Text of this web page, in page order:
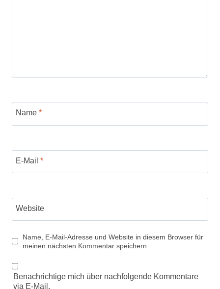
Name *
E-Mail *
Website
Name, E-Mail-Adresse und Website in diesem Browser für
meinen nächsten Kommentar speichern.
Benachrichtige mich über nachfolgende Kommentare
via E-Mail.